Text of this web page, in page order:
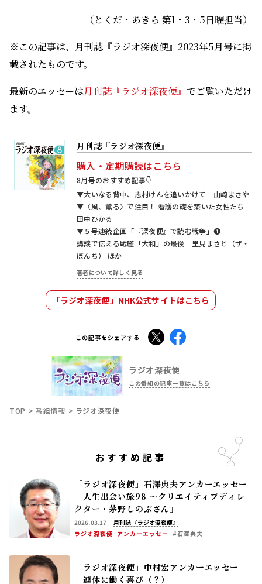
（とくだ・あきら 第1・3・5日曜担当）
※この記事は、月刊誌『ラジオ深夜便』2023年5月号に掲
載されたものです。
最新のエッセーは月刊誌『ラジオ深夜便』 でご覧いただけ
ます。
月刊誌『ラジオ深夜便』
購入・定期購読はこちら
8月号のおすすめ記事👇
▼大いなる背中、志村けんを追いかけて 山崎まさや
▼〈風、薫る〉で注目！ 看護の礎を築いた女性たち
田中ひかる
▼５号連続企画「『深夜便』で読む戦争」❶
講談で伝える戦艦「大和」の最後 里見まさと（ザ・
ぼんち） ほか
著者について詳しく見る
「ラジオ深夜便」NHK公式サイトはこちら
この記事をシェアする X Facebook
ラジオ深夜便
この番組の記事一覧はこちら
TOP 番組情報 ラジオ深夜便
おすすめ記事
「ラジオ深夜便」石澤典夫アンカーエッセー
「人生出会い旅98 ～クリエイティブディレ
クター・茅野しのぶさん」
2026.03.17
月刊誌『ラジオ深夜便』
ラジオ深夜便 アンカーエッセー #石澤典夫
「ラジオ深夜便」中村宏アンカーエッセー
「連休に働く喜び（？） 」